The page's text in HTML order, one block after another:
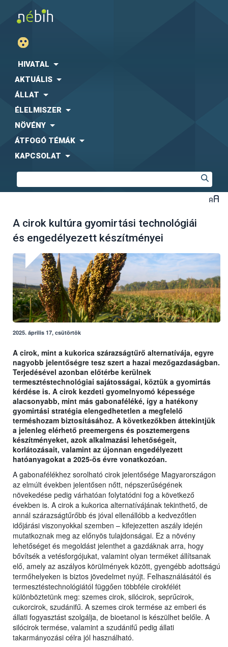
HIVATAL
AKTUÁLIS
ÁLLAT
ÉLELMISZER
NÖVÉNY
ÁTFOGÓ TÉMÁK
KAPCSOLAT
A cirok kultúra gyomirtási technológiái
és engedélyezett készítményei
2025. április 17, csütörtök
A cirok, mint a kukorica szárazságtűrő alternatívája, egyre
nagyobb jelentőségre tesz szert a hazai mezőgazdaságban.
Terjedésével azonban előtérbe kerülnek
termesztéstechnológiai sajátosságai, köztük a gyomirtás
kérdése is. A cirok kezdeti gyomelnyomó képessége
alacsonyabb, mint más gabonaféléké, így a hatékony
gyomirtási stratégia elengedhetetlen a megfelelő
terméshozam biztosításához. A következőkben áttekintjük
a jelenleg elérhető preemergens és posztemergens
készítményeket, azok alkalmazási lehetőségeit,
korlátozásait, valamint az újonnan engedélyezett
hatóanyagokat a 2025-ös évre vonatkozóan.
A gabonafélékhez sorolható cirok jelentősége Magyarországon
az elmúlt években jelentősen nőtt, népszerűségének
növekedése pedig várhatóan folytatódni fog a következő
években is. A cirok a kukorica alternatívájának tekinthető, de
annál szárazságtűrőbb és jóval ellenállóbb a kedvezőtlen
időjárási viszonyokkal szemben – kifejezetten aszály idején
mutatkoznak meg az előnyös tulajdonságai. Ez a növény
lehetőséget és megoldást jelenthet a gazdáknak arra, hogy
bővítsék a vetésforgójukat, valamint olyan terméket állítsanak
elő, amely az aszályos körülmények között, gyengébb adottságú
termőhelyeken is biztos jövedelmet nyújt. Felhasználásától és
termesztéstechnológiától függően többféle cirokfélét
különböztetünk meg: szemes cirok, silócirok, seprűcirok,
cukorcirok, szudánifű. A szemes cirok termése az emberi és
állati fogyasztást szolgálja, de bioetanol is készülhet belőle. A
silócirok termése, valamint a szudánifű pedig állati
takarmányozási célra jól használható.